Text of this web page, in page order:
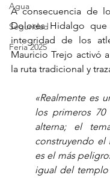
Agua
Seguridad
Feria 2025
A consecuencia de
Dolores Hidalgo
integridad de los
Mauricio Trejo activó
la ruta tradicional y
«Realmente es
los primeros 70
alterna; el
construyendo el
es el más
igual del